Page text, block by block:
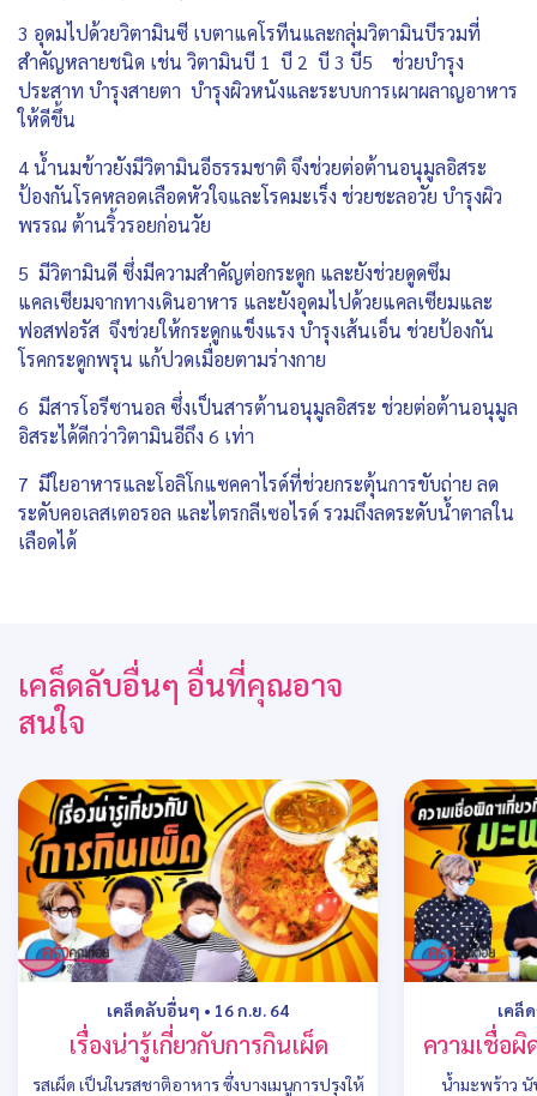
3 อุดมไปด้วยวิตามินซี เบตาแคโรทีนและกลุ่มวิตามินบีรวมที่
สำคัญหลายชนิด เช่น วิตามินบี 1 บี 2 บี 3 บี5 ช่วยบำรุง
ประสาท บำรุงสายตา บำรุงผิวหนังและระบบการเผาผลาญอาหาร
ให้ดีขึ้น
4 น้ำนมข้าวยังมีวิตามินอีธรรมชาติ จึงช่วยต่อต้านอนุมูลอิสระ
ป้องกันโรคหลอดเลือดหัวใจและโรคมะเร็ง ช่วยชะลอวัย บำรุงผิว
พรรณ ต้านริ้วรอยก่อนวัย
5 มีวิตามินดี ซึ่งมีความสำคัญต่อกระดูก และยังช่วยดูดซึม
แคลเซียมจากทางเดินอาหาร และยังอุดมไปด้วยแคลเซียมและ
ฟอสฟอรัส จึงช่วยให้กระดูกแข็งแรง บำรุงเส้นเอ็น ช่วยป้องกัน
โรคกระดูกพรุน แก้ปวดเมื่อยตามร่างกาย
6 มีสารโอรีซานอล ซึ่งเป็นสารต้านอนุมูลอิสระ ช่วยต่อต้านอนุมูล
อิสระได้ดีกว่าวิตามินอีถึง 6 เท่า
7 มีใยอาหารและโอลิโกแซคคาไรด์ที่ช่วยกระตุ้นการขับถ่าย ลด
ระดับคอเลสเตอรอล และไตรกลีเซอไรด์ รวมถึงลดระดับน้ำตาลใน
เลือดได้
เคล็ดลับอื่นๆ อื่นที่คุณอาจ
สนใจ
เคล็ดลับอื่นๆ • 16 ก.ย. 64
เรื่องน่ารู้เกี่ยวกับการกินเผ็ด
รสเผ็ด เป็นในรสชาติอาหาร ซึ่งบางเมนูการปรุงให้
เคล็
ความเชื่อผิ
น้ำมะพร้าว นั